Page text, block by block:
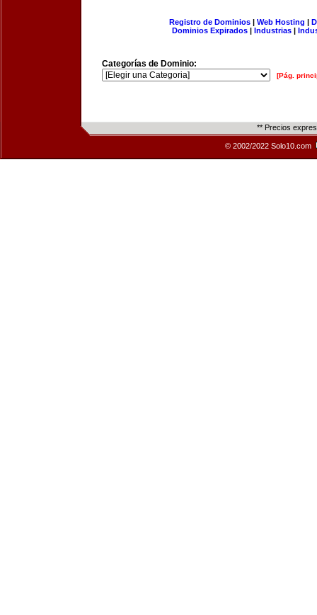
Registro de Dominios| Web Hosting |
Dominios Expirados | Industrias |
Categorías de Dominio:
[Pág.
** Precios
© 2002/2022 Solo10.com